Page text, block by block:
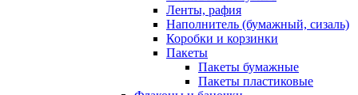
Ленты, рафия
Наполнитель (бумажный, сизаль)
Коробки и корзинки
Пакеты
Пакеты бумажные
Пакеты пластиковые